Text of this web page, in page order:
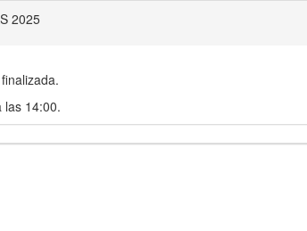
2025
las 14:00.